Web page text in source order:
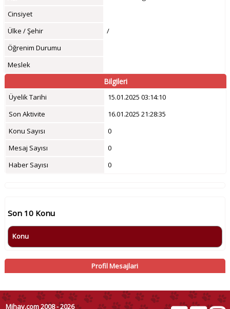
Cinsiyet
Ülke / Şehir
/
Öğrenim Durumu
Meslek
Bilgileri
Üyelik Tarihi
15.01.2025 03:14:10
Son Aktivite
16.01.2025 21:28:35
Konu Sayısı
0
Mesaj Sayısı
0
Haber Sayısı
0
Son 10 Konu
Konu
Profil Mesajlari
Mihav.com 2008 - 2026